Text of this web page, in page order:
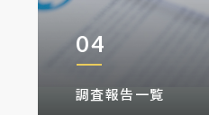
04
調査報告一覧